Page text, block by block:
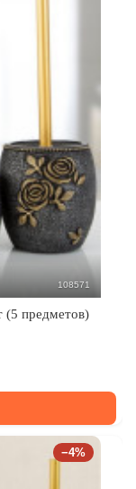
108571
(5 предметов)
−4%